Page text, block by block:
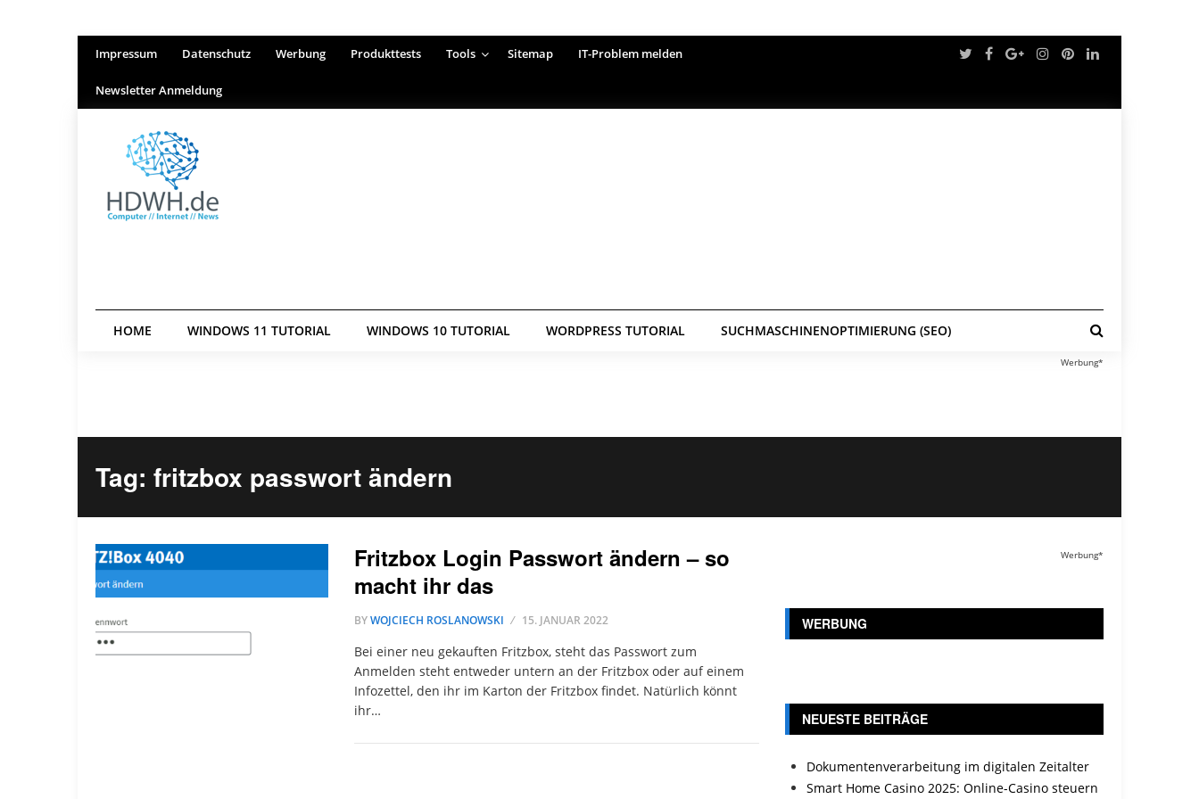
Impressum Datenschutz Werbung Produkttests Tools Sitemap IT-Problem melden
Newsletter Anmeldung
HOME WINDOWS 11 TUTORIAL WINDOWS 10 TUTORIAL WORDPRESS TUTORIAL SUCHMASCHINENOPTIMIERUNG (SEO)
Werbung*
Tag: fritzbox passwort ändern
Fritzbox Login Passwort ändern – so
macht ihr das
BYWOJCIECH ROSLANOWSKI 15. JANUAR 2022
Bei einer neu gekauften Fritzbox, steht das Passwort zum
Anmelden steht entweder untern an der Fritzbox oder auf einem
Infozettel, den ihr im Karton der Fritzbox findet. Natürlich könnt
ihr…
Werbung*
WERBUNG
NEUESTE BEITRÄGE
Dokumentenverarbeitung im digitalen Zeitalter
Smart Home Casino 2025: Online-Casino steuern